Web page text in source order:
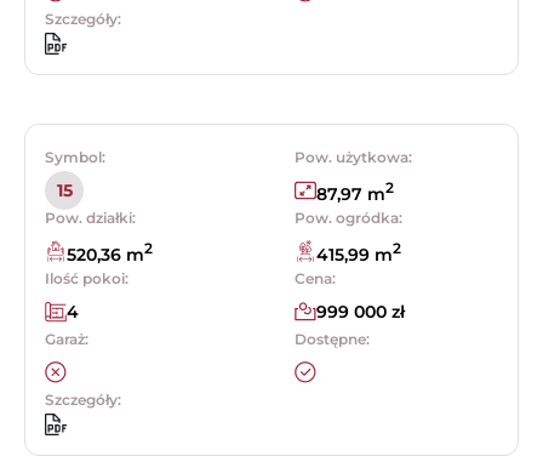
Szczegóły:
Symbol:
15
Pow. użytkowa:
87,97 m2
Pow. działki:
520,36 m2
Pow. ogródka:
415,99 m2
Ilość pokoi:
4
Cena:
999 000 zł
Garaż: Dostępne:
Szczegóły: